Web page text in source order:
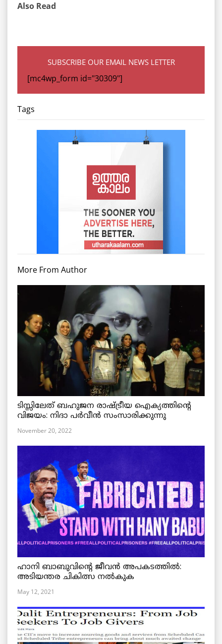
Also Read
SUBSCRIBE OUR EMAIL NEWS LETTER
[mc4wp_form id="30309"]
Tags
More From Author
ടിസ്സിലേത് ബഹുജന രാഷ്ട്രീയ ഐക്യത്തിന്റെ
വിജയം: നിദാ പർവീൻ സംസാരിക്കുന്നു
November 20, 2022
ഹാനി ബാബുവിന്റെ ജീവൻ അപകടത്തിൽ:
അടിയന്തര ചികിത്സ നൽകുക
May 12, 2021